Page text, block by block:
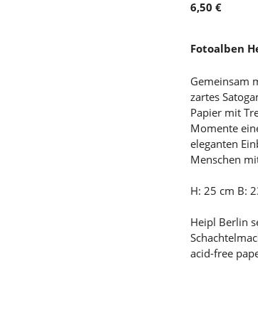
6,50 €
Fotoalben
Gemeinsam
zartes
Papier mit
Momente
eleganten
Menschen
H: 25 cm B:
Heipl Berlin
acid-free